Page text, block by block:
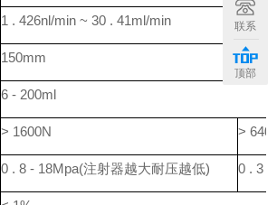
1 . 426nl/min ~ 30 . 41ml/min 7 .
150mm
6 - 200ml
> 1600N >
0 . 8 - 18Mpa(注射器越大耐压越低) 0 . 3 -
联系
顶部